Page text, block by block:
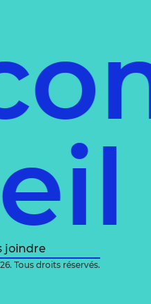
joindre
Tous droits réservés.